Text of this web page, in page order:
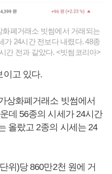
폐거래소 빗썸에서 거래되는
가 24시간 전보다 내렸다. 48종
간 전과 같았다. <빗썸코리아>
이고 있다.
상화폐거래소 빗썸에서
데 56종의 시세가 24시간
올랐고 2종의 시세는 24
위)당 860만2천 원에 거